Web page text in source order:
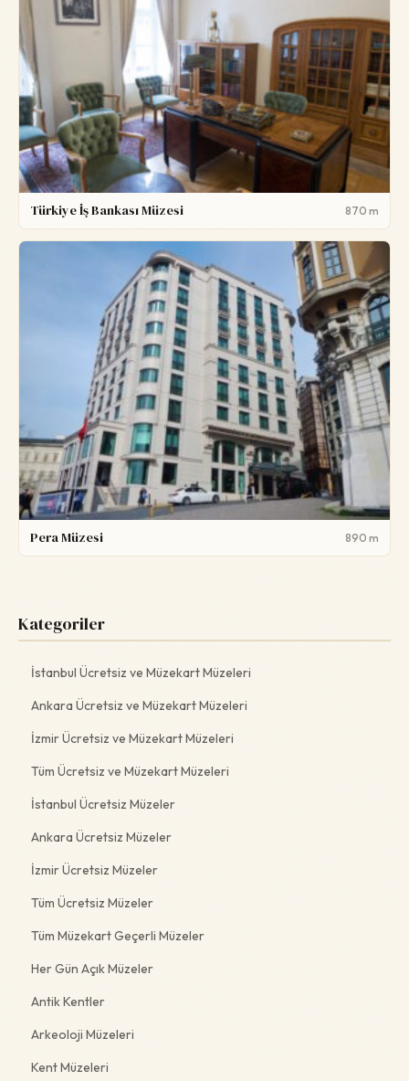
Türkiye İş Bankası Müzesi 870 m
Pera Müzesi 890 m
Kategoriler
İstanbul Ücretsiz ve Müzekart Müzeleri
Ankara Ücretsiz ve Müzekart Müzeleri
İzmir Ücretsiz ve Müzekart Müzeleri
Tüm Ücretsiz ve Müzekart Müzeleri
İstanbul Ücretsiz Müzeler
Ankara Ücretsiz Müzeler
İzmir Ücretsiz Müzeler
Tüm Ücretsiz Müzeler
Tüm Müzekart Geçerli Müzeler
Her Gün Açık Müzeler
Antik Kentler
Arkeoloji Müzeleri
Kent Müzeleri